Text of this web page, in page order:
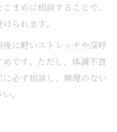
まめに相談することで、
られます。
に軽いストレッチや深呼
です。ただし、体調不良
必ず相談し、無理のない
。